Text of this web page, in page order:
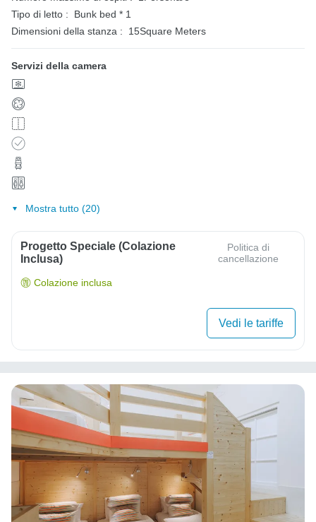
Tipo di letto :
Bunk bed * 1
Dimensioni della stanza :
15Square Meters
Servizi della camera
Mostra tutto (20)
Progetto Speciale (colazione
Inclusa)
Politica di
cancellazione
Colazione inclusa
Vedi le tariffe